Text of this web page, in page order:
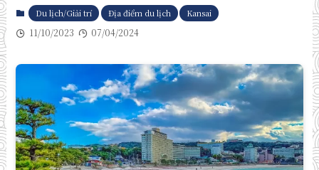
Du lịch/Giải trí Địa điểm du lịch Kansai
11/10/2023 07/04/2024